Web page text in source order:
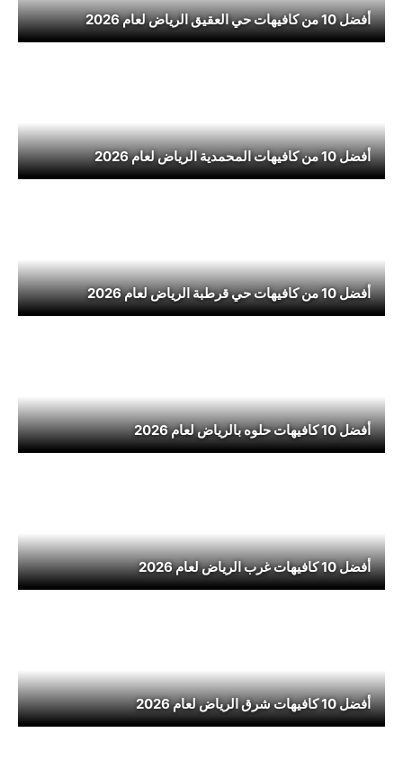
أفضل 10 من كافيهات حي العقيق الرياض لعام 2026
أفضل 10 من كافيهات المحمدية الرياض لعام 2026
أفضل 10 من كافيهات حي قرطبة الرياض لعام 2026
أفضل 10 كافيهات حلوه بالرياض لعام 2026
أفضل 10 كافيهات غرب الرياض لعام 2026
أفضل 10 كافيهات شرق الرياض لعام 2026